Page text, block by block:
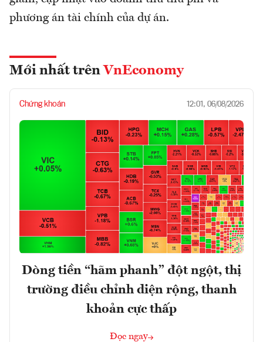
phương án tài chính của dự án.
Mới nhất trên VnEconomy
Chứng khoán 12:01, 06/08/2026
Dòng tiền “hãm phanh” đột ngột, thị
trường điều chỉnh diện rộng, thanh
khoản cực thấp
Đọc ngay